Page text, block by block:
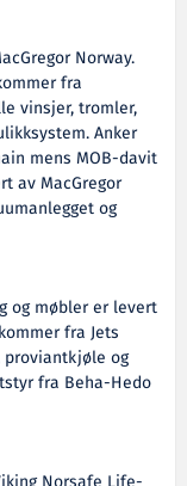
Norway.
fra
vinsjer, tromler,
Anker
mens MOB-davit
av MacGregor
og
og møbler er levert
fra Jets
proviantkjøle og
fra Beha-Hedo